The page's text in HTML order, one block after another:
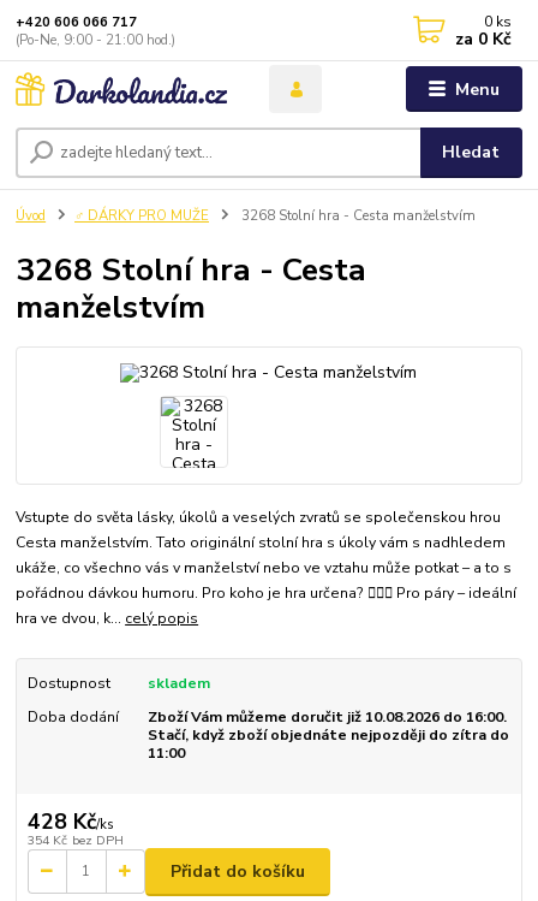
Menu
Hledat
+420 606 066 717
(Po-Ne, 9:00 - 21:00 hod.)
0 ks
za 0 Kč
Úvod ♂️ DÁRKY PRO MUŽE 3268 Stolní hra - Cesta manželstvím
3268 Stolní hra - Cesta
manželstvím
Vstupte do světa lásky, úkolů a veselých zvratů se společenskou hrou
Cesta manželstvím. Tato originální stolní hra s úkoly vám s nadhledem
ukáže, co všechno vás v manželství nebo ve vztahu může potkat – a to s
pořádnou dávkou humoru. Pro koho je hra určena? 👩‍❤️‍👨 Pro páry – ideální
hra ve dvou, k... celý popis
Dostupnost
skladem
Doba dodání
Zboží Vám můžeme doručit již 10.08.2026 do 16:00.
Stačí, když zboží objednáte nejpozději do zítra do
11:00
428 Kč/ks
354 Kč bez DPH
Přidat do košíku